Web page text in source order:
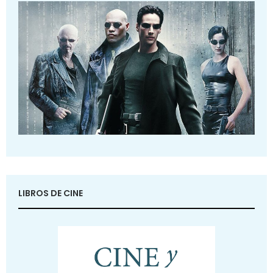
LIBROS DE CINE